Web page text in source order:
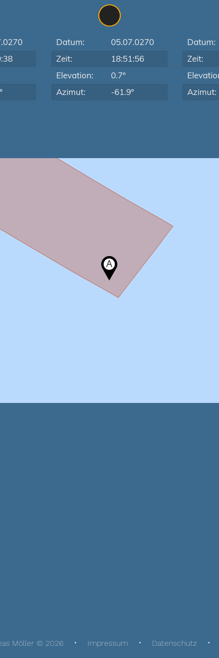
Datum:
05.07.0270
Zeit:
18:51:56
Elevation:
0.7°
Azimut:
-61.9°
Datum:
Zeit:
Azimut:
Möller © 2026 Impressum Datenschutz